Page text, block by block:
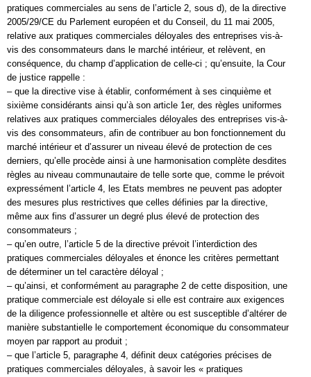
pratiques commerciales au sens de l’article 2, sous d), de la directive
2005/29/CE du Parlement européen et du Conseil, du 11 mai 2005,
relative aux pratiques commerciales déloyales des entreprises vis-à-
vis des consommateurs dans le marché intérieur, et relèvent, en
conséquence, du champ d’application de celle-ci ; qu’ensuite, la Cour
de justice rappelle :
– que la directive vise à établir, conformément à ses cinquième et
sixième considérants ainsi qu’à son article 1er, des règles uniformes
relatives aux pratiques commerciales déloyales des entreprises vis-à-
vis des consommateurs, afin de contribuer au bon fonctionnement du
marché intérieur et d’assurer un niveau élevé de protection de ces
derniers, qu’elle procède ainsi à une harmonisation complète desdites
règles au niveau communautaire de telle sorte que, comme le prévoit
expressément l’article 4, les Etats membres ne peuvent pas adopter
des mesures plus restrictives que celles définies par la directive,
même aux fins d’assurer un degré plus élevé de protection des
consommateurs ;
– qu’en outre, l’article 5 de la directive prévoit l’interdiction des
pratiques commerciales déloyales et énonce les critères permettant
de déterminer un tel caractère déloyal ;
– qu’ainsi, et conformément au paragraphe 2 de cette disposition, une
pratique commerciale est déloyale si elle est contraire aux exigences
de la diligence professionnelle et altère ou est susceptible d’altérer de
manière substantielle le comportement économique du consommateur
moyen par rapport au produit ;
– que l’article 5, paragraphe 4, définit deux catégories précises de
pratiques commerciales déloyales, à savoir les « pratiques